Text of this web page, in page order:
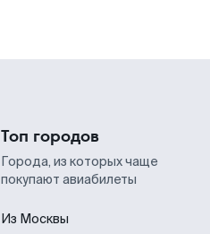
Топ городов
Города, из которых чаще
покупают авиабилеты
Из Москвы